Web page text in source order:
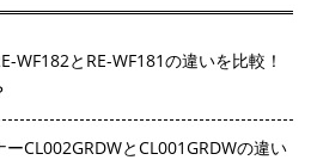
WF182とRE-WF181の違いを比較！
CL002GRDWとCL001GRDWの違い